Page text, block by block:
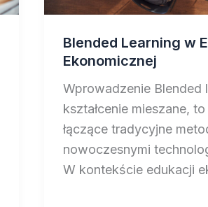
Blended Learning w
Ekonomicznej
Wprowadzenie Blended
kształcenie mieszane,
łączące tradycyjne
nowoczesnymi
W kontekście edukacji